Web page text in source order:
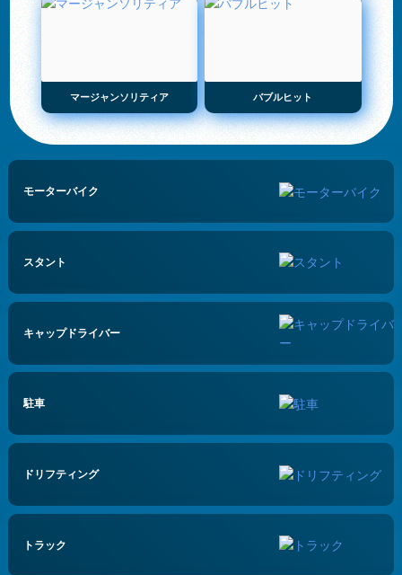
マージャンソリティア バブルヒット
モーターバイク
スタント
キャップドライバー
駐車
ドリフティング
トラック